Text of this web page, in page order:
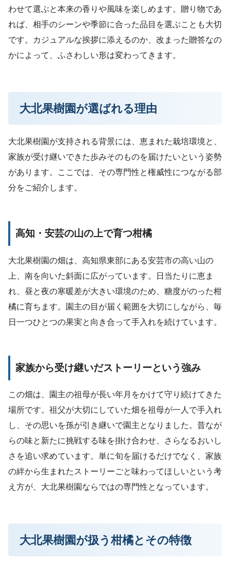
わせて選ぶと本来の香りや風味を楽しめます。贈り物であ
れば、相手のシーンや季節に合った品目を選ぶことも大切
です。カジュアルな挨拶に添えるのか、改まった贈答なの
かによって、ふさわしい形は変わってきます。
大北果樹園が選ばれる理由
大北果樹園が支持される背景には、恵まれた栽培環境と、
家族が受け継いできた歩みそのものを届けたいという姿勢
があります。ここでは、その専門性と権威性につながる部
分をご紹介します。
高知・安芸の山の上で育つ柑橘
大北果樹園の畑は、高知県東部にある安芸市の高い山の
上、南を向いた斜面に広がっています。日当たりに恵ま
れ、昼と夜の寒暖差が大きい環境のため、糖度がのった柑
橘に育ちます。園主の目が届く範囲を大切にしながら、毎
日一つひとつの果実と向き合って手入れを続けています。
家族から受け継いだストーリーという強み
この畑は、園主の祖母が長い年月をかけて守り続けてきた
場所です。祖父が大切にしていた畑を祖母が一人で手入れ
し、その思いを孫が引き継いで園主となりました。昔なが
らの味と新たに挑戦する味を掛け合わせ、さらなるおいし
さを追い求めています。単に旬を届けるだけでなく、家族
の絆から生まれたストーリーごと味わってほしいという考
え方が、大北果樹園ならではの専門性となっています。
大北果樹園が扱う柑橘とその特徴